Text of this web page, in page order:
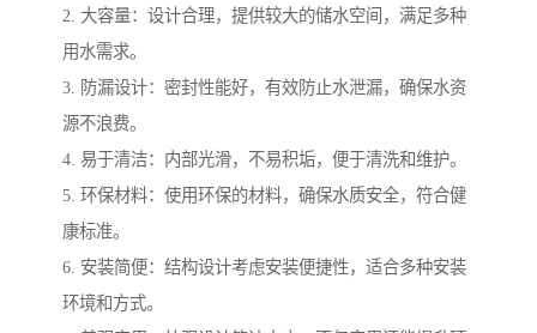
2. 大容量：设计合理，提供较大的储水空间，满足多种
用水需求。
3. 防漏设计：密封性能好，有效防止水泄漏，确保水资
源不浪费。
4. 易于清洁：内部光滑，不易积垢，便于清洗和维护。
5. 环保材料：使用环保的材料，确保水质安全，符合健
康标准。
6. 安装简便：结构设计考虑安装便捷性，适合多种安装
环境和方式。